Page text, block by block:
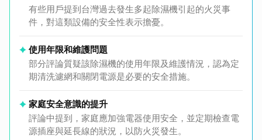
有些用戶提到台灣過去發生多起除濕機引起的火災事
件，對這類設備的安全性表示擔憂。
使用年限和維護問題
部分評論質疑該除濕機的使用年限及維護情況，認為定
期清洗濾網和關閉電源是必要的安全措施。
家庭安全意識的提升
評論中提到，家庭應加強電器使用安全，並定期檢查電
源插座與延長線的狀況，以防火災發生。